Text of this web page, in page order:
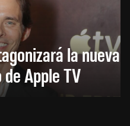
la nueva
Apple TV